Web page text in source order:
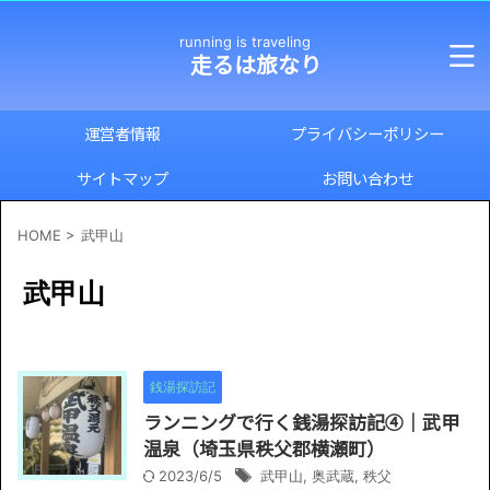
running is traveling
走るは旅なり
運営者情報
プライバシーポリシー
サイトマップ
お問い合わせ
HOME > 武甲山
武甲山
銭湯探訪記
ランニングで行く銭湯探訪記④｜武甲
温泉（埼玉県秩父郡横瀬町）
2023/6/5 武甲山, 奥武蔵, 秩父